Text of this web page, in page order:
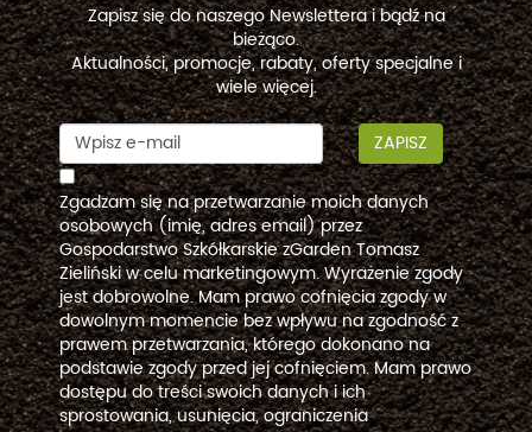
Zapisz się do naszego Newslettera i bądź na
bieżąco.
Aktualności, promocje, rabaty, oferty specjalne i
wiele więcej.
ZAPISZ
Zgadzam się na przetwarzanie moich danych
osobowych (imię, adres email) przez
Gospodarstwo Szkółkarskie zGarden Tomasz
Zieliński w celu marketingowym. Wyrażenie zgody
jest dobrowolne. Mam prawo cofnięcia zgody w
dowolnym momencie bez wpływu na zgodność z
prawem przetwarzania, którego dokonano na
podstawie zgody przed jej cofnięciem. Mam prawo
dostępu do treści swoich danych i ich
sprostowania, usunięcia, ograniczenia